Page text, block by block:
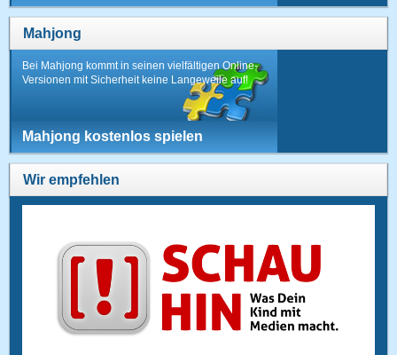
Mahjong
Bei Mahjong kommt in seinen vielfältigen Online-
Versionen mit Sicherheit keine Langeweile auf!
Mahjong kostenlos spielen
Wir empfehlen